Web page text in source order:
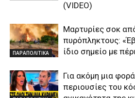
(VIDEO)
ΠΑΡΑΠΟΛΙΤΙΚΑ
Μαρτυρίες σοκ
πυρόπληκτους:
ίδιο σημείο με
Για ακόμη μια
περιουσίες του